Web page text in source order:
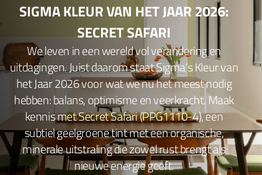
SIGMA KLEUR VAN HET JAAR 2026:
SECRET SAFARI
We leven in een wereld vol verandering en
uitdagingen. Juist daarom staat Sigma’s Kleur van
het Jaar 2026 voor wat we nu het meest nodig
hebben: balans, optimisme en veerkracht. Maak
kennis met Secret Safari (PPG1110-4), een
subtiel geelgroene tint met een organische,
minerale uitstraling die zowel rust brengt als
nieuwe energie geeft.